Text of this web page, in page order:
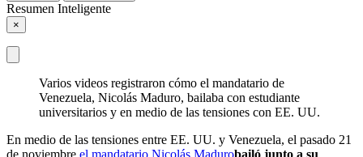
Resumen Inteligente
×
Varios videos registraron cómo el mandatario de
Venezuela, Nicolás Maduro, bailaba con estudiante
universitarios y en medio de las tensiones con EE. UU.
En medio de las tensiones entre EE. UU. y Venezuela, el pasado 21
de noviembre el mandatario Nicolás Madurobailó junto a su